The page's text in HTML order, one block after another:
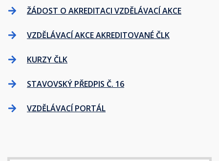
ŽÁDOST O AKREDITACI VZDĚLÁVACÍ AKCE
VZDĚLÁVACÍ AKCE AKREDITOVANÉ ČLK
KURZY ČLK
STAVOVSKÝ PŘEDPIS Č. 16
VZDĚLÁVACÍ PORTÁL